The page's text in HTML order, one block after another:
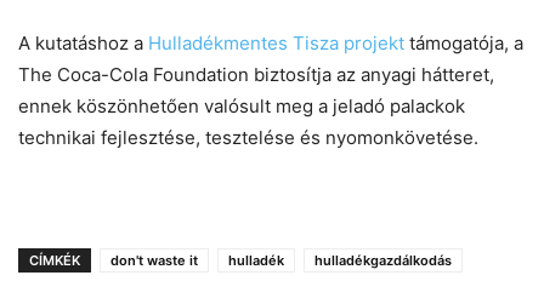
A kutatáshoz a Hulladékmentes Tisza projekt támogatója, a
The Coca-Cola Foundation biztosítja az anyagi hátteret,
ennek köszönhetően valósult meg a jeladó palackok
technikai fejlesztése, tesztelése és nyomonkövetése.
CÍMKÉK don't waste it hulladék
hulladékgazdálkodás